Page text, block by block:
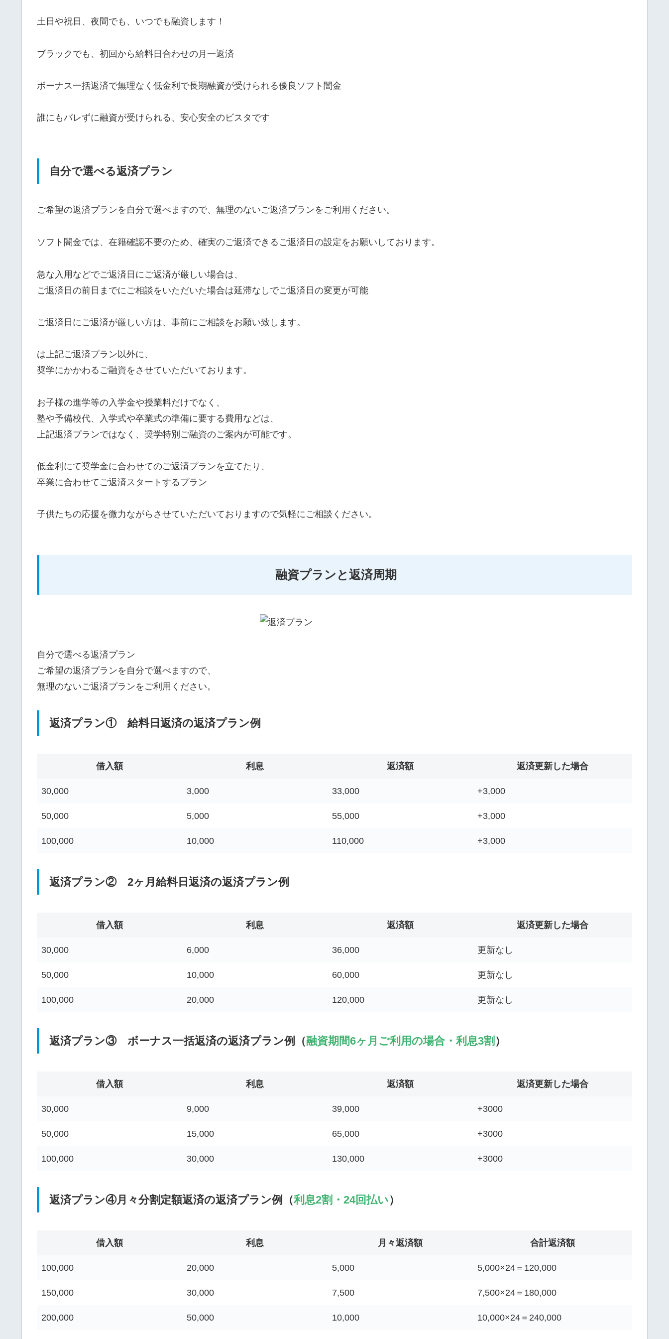
土日や祝日、夜間でも、いつでも融資します！
ブラックでも、初回から給料日合わせの月一返済
ボーナス一括返済で無理なく低金利で長期融資が受けられる優良ソフト闇金
誰にもバレずに融資が受けられる、安心安全のビスタです
自分で選べる返済プラン
ご希望の返済プランを自分で選べますので、無理のないご返済プランをご利用ください。
ソフト闇金では、在籍確認不要のため、確実のご返済できるご返済日の設定をお願いしております。
急な入用などでご返済日にご返済が厳しい場合は、
ご返済日の前日までにご相談をいただいた場合は延滞なしでご返済日の変更が可能
ご返済日にご返済が厳しい方は、事前にご相談をお願い致します。
は上記ご返済プラン以外に、
奨学にかかわるご融資をさせていただいております。
お子様の進学等の入学金や授業料だけでなく、
塾や予備校代、入学式や卒業式の準備に要する費用などは、
上記返済プランではなく、奨学特別ご融資のご案内が可能です。
低金利にて奨学金に合わせてのご返済プランを立てたり、
卒業に合わせてご返済スタートするプラン
子供たちの応援を微力ながらさせていただいておりますので気軽にご相談ください。
融資プランと返済周期
自分で選べる返済プラン
ご希望の返済プランを自分で選べますので、
無理のないご返済プランをご利用ください。
返済プラン① 給料日返済の返済プラン例
借入額 利息 返済額 返済更新した場合
30,000 3,000 33,000 +3,000
50,000 5,000 55,000 +3,000
100,000 10,000 110,000 +3,000
返済プラン② 2ヶ月給料日返済の返済プラン例
借入額 利息 返済額 返済更新した場合
30,000 6,000 36,000 更新なし
50,000 10,000 60,000 更新なし
100,000 20,000 120,000 更新なし
返済プラン③ ボーナス一括返済の返済プラン例（融資期間6ヶ月ご利用の場合・利息3割 ）
借入額 利息 返済額 返済更新した場合
30,000 9,000 39,000 +3000
50,000 15,000 65,000 +3000
100,000 30,000 130,000 +3000
返済プラン④月々分割定額返済の返済プラン例（利息2割・24回払い）
借入額 利息 月々返済額 合計返済額
100,000 20,000 5,000 5,000×24＝120,000
150,000 30,000 7,500 7,500×24＝180,000
200,000 50,000 10,000 10,000×24＝240,000